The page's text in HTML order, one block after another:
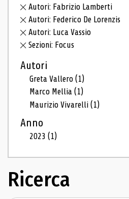
Autori: Fabrizio Lamberti
Autori: Federico De Lorenzis
Autori: Luca Vassio
Sezioni: Focus
Autori
Greta Vallero(1)
Marco Mellia(1)
Maurizio Vivarelli(1)
Anno
2023(1)
Ricerca